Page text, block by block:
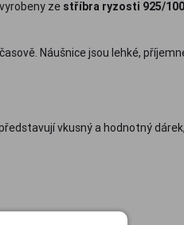
ze stříbra ryzosti 925/
Náušnice jsou lehké,
vkusný a hodnotný